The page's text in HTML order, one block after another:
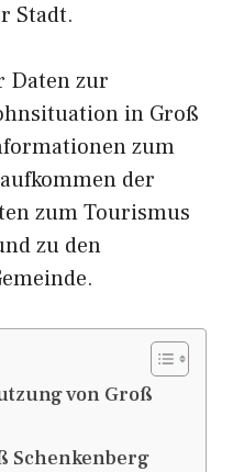
Stadt.
Daten zur
in Groß
zum
der
zum Tourismus
zu den
von Groß
Schenkenberg